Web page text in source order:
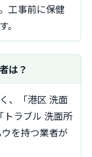
工事前に保健
は？
トラブル 洗面所
を持つ業者が